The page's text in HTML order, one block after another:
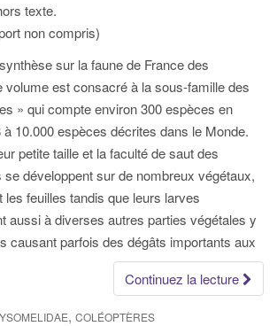
texte.
non compris)
sur la faune de France des
volume est consacré à la sous-famille des
» qui compte environ 300 espèces en
10.000 espèces décrites dans le Monde.
petite taille et la faculté de saut des
développent sur de nombreux végétaux,
les feuilles tandis que leurs larves
aussi à diverses autres parties végétales y
causant parfois des dégâts importants aux
Continuez la lecture
, COLÉOPTÈRES